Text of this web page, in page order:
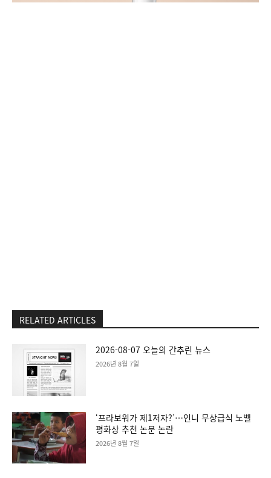
RELATED ARTICLES
2026-08-07 오늘의 간추린 뉴스
2026년 8월 7일
‘프라보워가 제1저자?’…인니 무상급식 노벨
평화상 추천 논문 논란
2026년 8월 7일